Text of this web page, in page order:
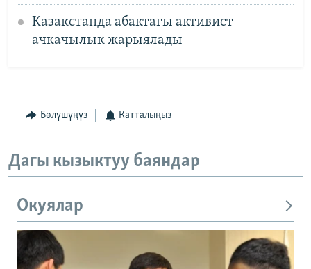
Казакстанда абактагы активист
ачкачылык жарыялады
Бөлүшүңүз Катталыңыз
Дагы кызыктуу баяндар
Окуялар